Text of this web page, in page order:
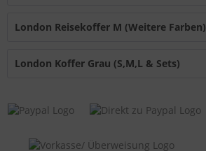
London Reisekoffer M (Weitere Farben)
London Koffer Grau (S,M,L & Sets)